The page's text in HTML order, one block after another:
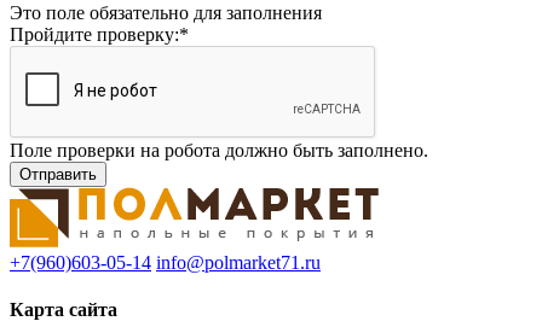
Это поле обязательно для заполнения
Пройдите проверку:*
Поле проверки на робота должно быть заполнено.
+7(960)603-05-14 info@polmarket71.ru
Карта сайта